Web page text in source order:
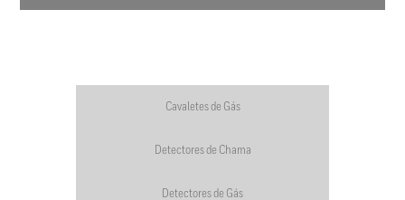
Cavaletes de Gás
Detectores de Chama
Detectores de Gás